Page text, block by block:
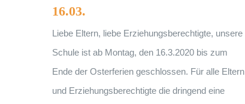
16.03.
Liebe Eltern, liebe Erziehungsberechtigte, unsere
Schule ist ab Montag, den 16.3.2020 bis zum
Ende der Osterferien geschlossen. Für alle Eltern
und Erziehungsberechtigte die dringend eine